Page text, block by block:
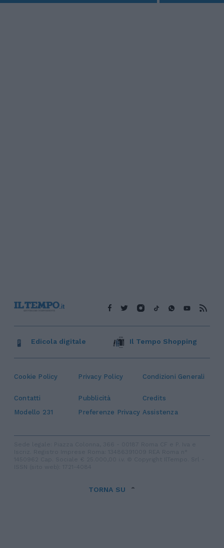
Cookie Policy Privacy Policy Condizioni Generali
Contatti Pubblicità
Credits
Modello 231
Preferenze Privacy Assistenza
Edicola digitale Il Tempo Shopping
TORNA SU